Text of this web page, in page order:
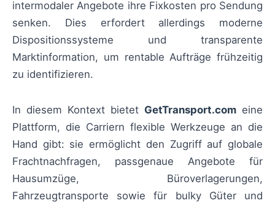
intermodaler Angebote ihre Fixkosten pro Sendung
senken. Dies erfordert allerdings moderne
Dispositionssysteme und transparente
Marktinformation, um rentable Aufträge frühzeitig
zu identifizieren.
In diesem Kontext bietet GetTransport.com eine
Plattform, die Carriern flexible Werkzeuge an die
Hand gibt: sie ermöglicht den Zugriff auf globale
Frachtnachfragen, passgenaue Angebote für
Hausumzüge, Büroverlagerungen,
Fahrzeugtransporte sowie für bulky Güter und